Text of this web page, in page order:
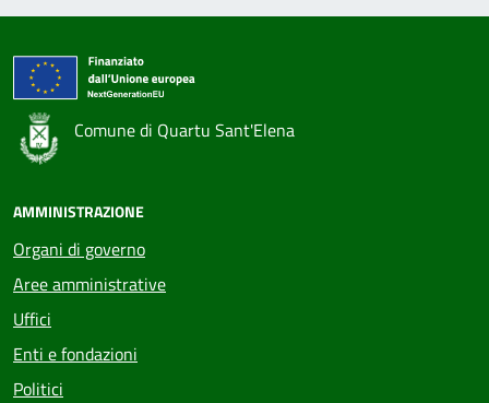
Comune di Quartu Sant'Elena
AMMINISTRAZIONE
Organi di governo
Aree amministrative
Uffici
Enti e fondazioni
Politici